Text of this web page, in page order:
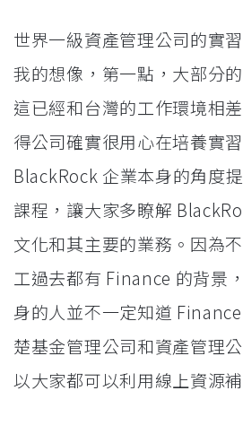
世界一級資產管理公司的實
我的想像，第一點，大部分
這已經和台灣的工作環境相
得公司確實很用心在培養實
BlackRock 企業本身的角度
課程，讓大家多瞭解
文化和其主要的業務。因為
工過去都有 Finance 的背景
身的人並不一定知道
楚基金管理公司和資產管理
以大家都可以利用線上資源